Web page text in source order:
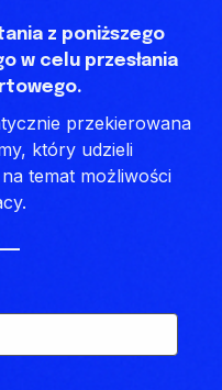
z poniższego
w celu przesłania
przekierowana
który udzieli
temat możliwości